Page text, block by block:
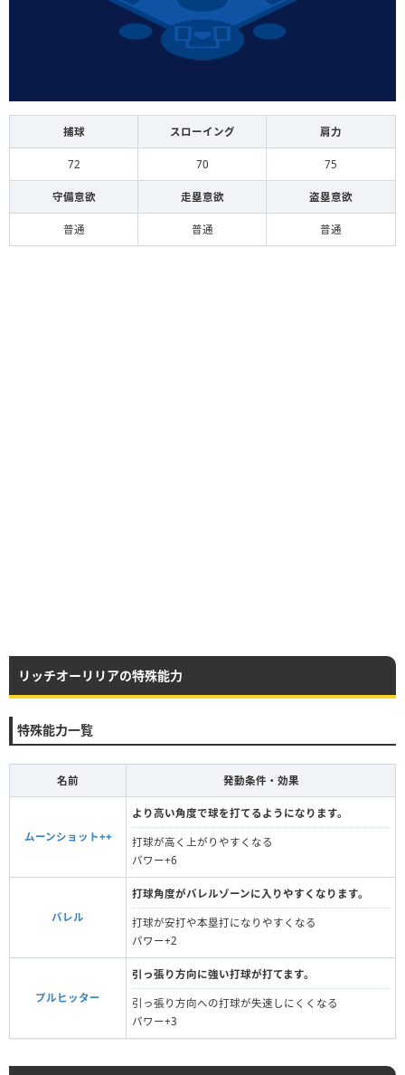
捕球 スローイング 肩力
72 70 75
守備意欲 走塁意欲 盗塁意欲
普通 普通 普通
リッチオーリリアの特殊能力
特殊能力一覧
名前 発動条件・効果
ムーンショット++
より高い角度で球を打てるようになります。
打球が高く上がりやすくなる
パワー+6
バレル
打球角度がバレルゾーンに入りやすくなります。
打球が安打や本塁打になりやすくなる
パワー+2
プルヒッター
引っ張り方向に強い打球が打てます。
引っ張り方向への打球が失速しにくくなる
パワー+3